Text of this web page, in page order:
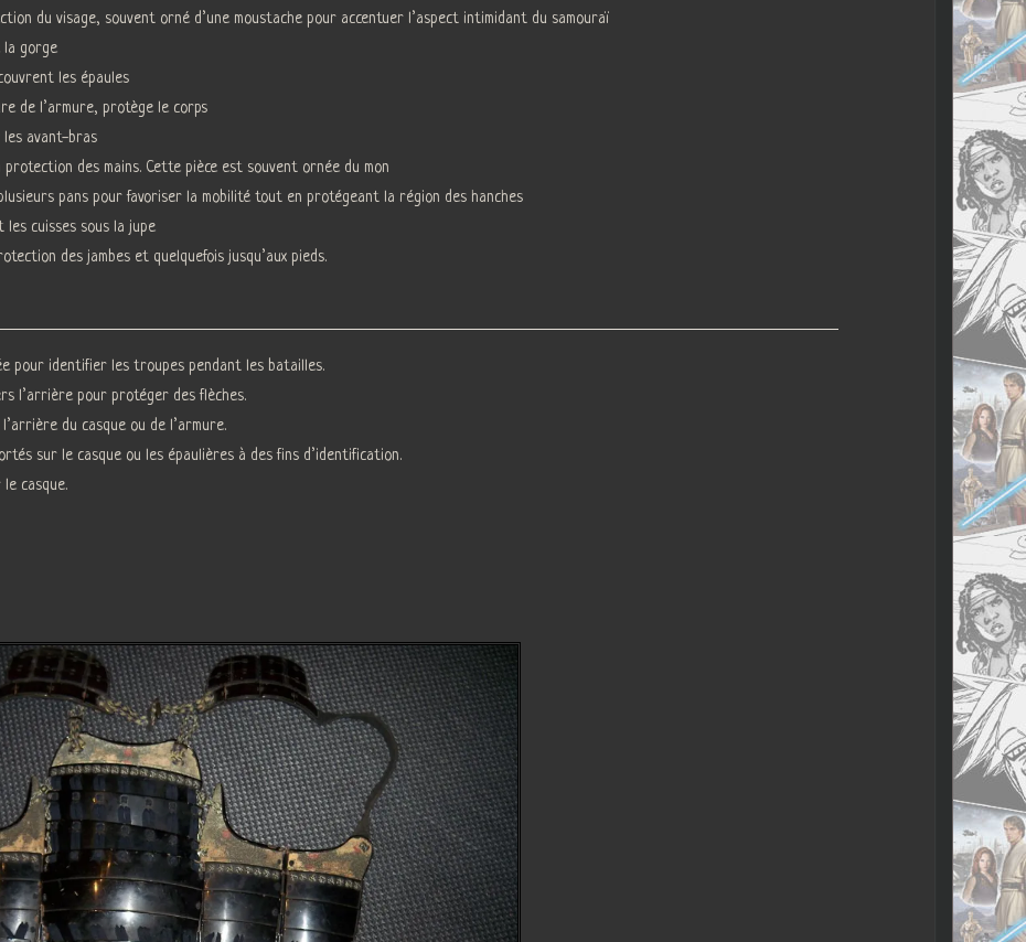
du visage, souvent orné d’une moustache pour accentuer l’aspect intimidant du samouraï
la gorge
les épaules
de l’armure, protège le corps
les avant-bras
des mains. Cette pièce est souvent ornée du mon
pans pour favoriser la mobilité tout en protégeant la région des hanches
cuisses sous la jupe
des jambes et quelquefois jusqu’aux pieds.
pour identifier les troupes pendant les batailles.
l’arrière pour protéger des flèches.
du casque ou de l’armure.
sur le casque ou les épaulières à des fins d’identification.
casque.